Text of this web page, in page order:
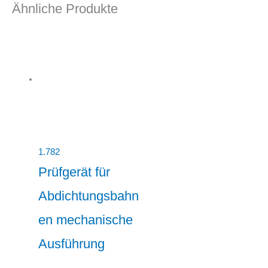
Ähnliche Produkte
1.782
Prüfgerät für
Abdichtungsbahn
en mechanische
Ausführung